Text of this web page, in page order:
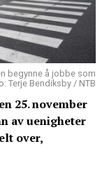
begynne å jobbe som
Terje Bendiksby / NTB
25. november
av uenigheter
over,